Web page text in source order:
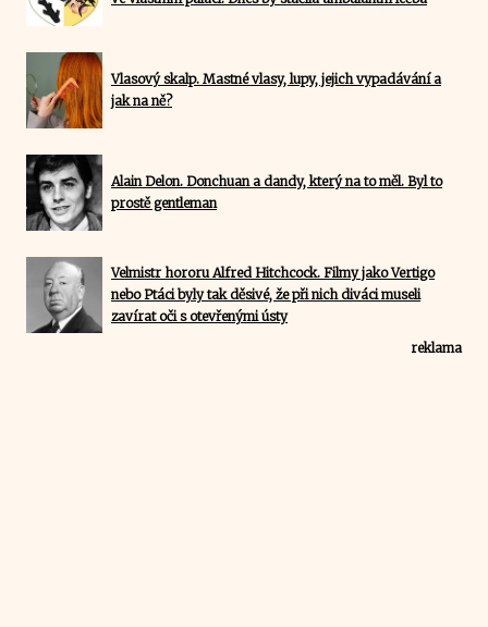
Vlasový skalp. Mastné vlasy, lupy, jejich vypadávání a
jak na ně?
Alain Delon. Donchuan a dandy, který na to měl. Byl to
prostě gentleman
Velmistr hororu Alfred Hitchcock. Filmy jako Vertigo
nebo Ptáci byly tak děsivé, že při nich diváci museli
zavírat oči s otevřenými ústy
reklama